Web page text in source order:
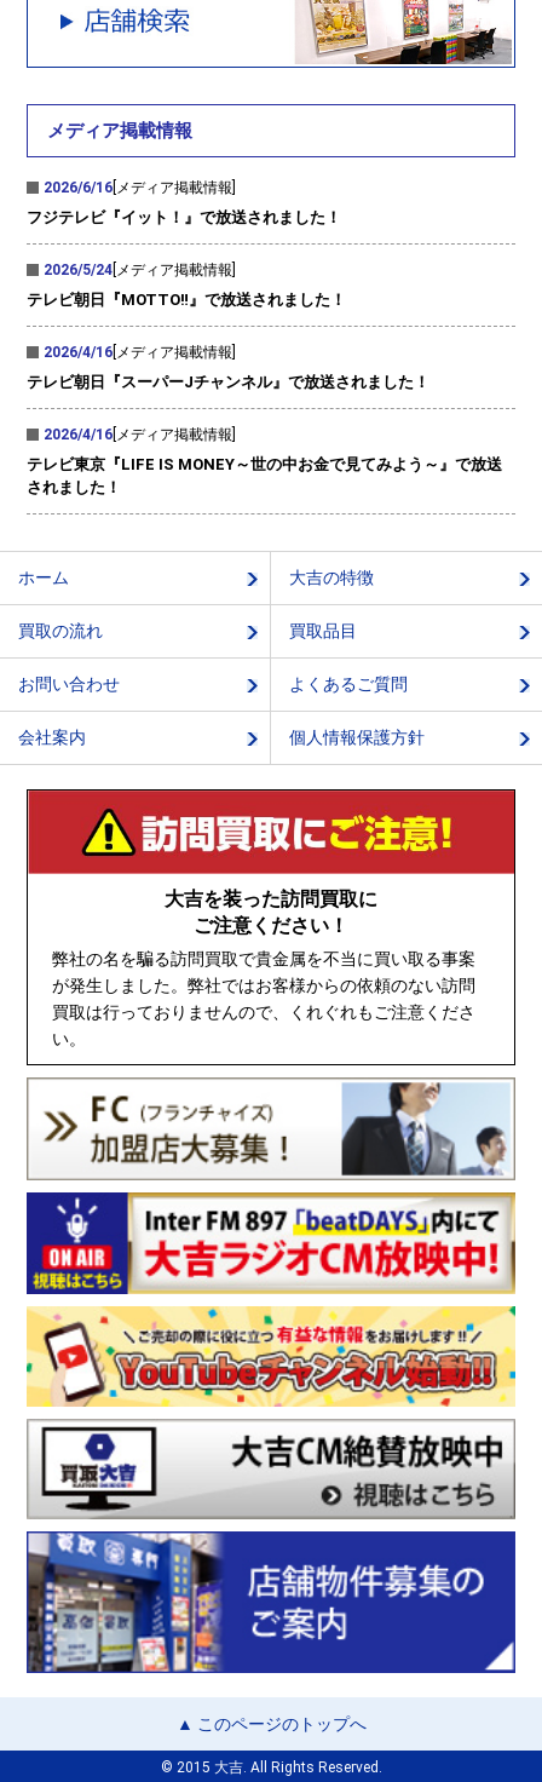
メディア掲載情報
2026/6/16 [メディア掲載情報]
フジテレビ『イット！』で放送されました！
2026/5/24 [メディア掲載情報]
テレビ朝日『MOTTO‼』で放送されました！
2026/4/16 [メディア掲載情報]
テレビ朝日『スーパーJチャンネル』で放送されました！
2026/4/16 [メディア掲載情報]
テレビ東京『LIFE IS MONEY～世の中お金で見てみよう～』で放送
されました！
ホーム 大吉の特徴
買取の流れ 買取品目
お問い合わせ よくあるご質問
会社案内 個人情報保護方針
大吉を装った訪問買取に
ご注意ください！
弊社の名を騙る訪問買取で貴金属を不当に買い取る事案
が発生しました。弊社ではお客様からの依頼のない訪問
買取は行っておりませんので、くれぐれもご注意くださ
い。
▲ このページのトップへ
© 2015 大吉. All Rights Reserved.